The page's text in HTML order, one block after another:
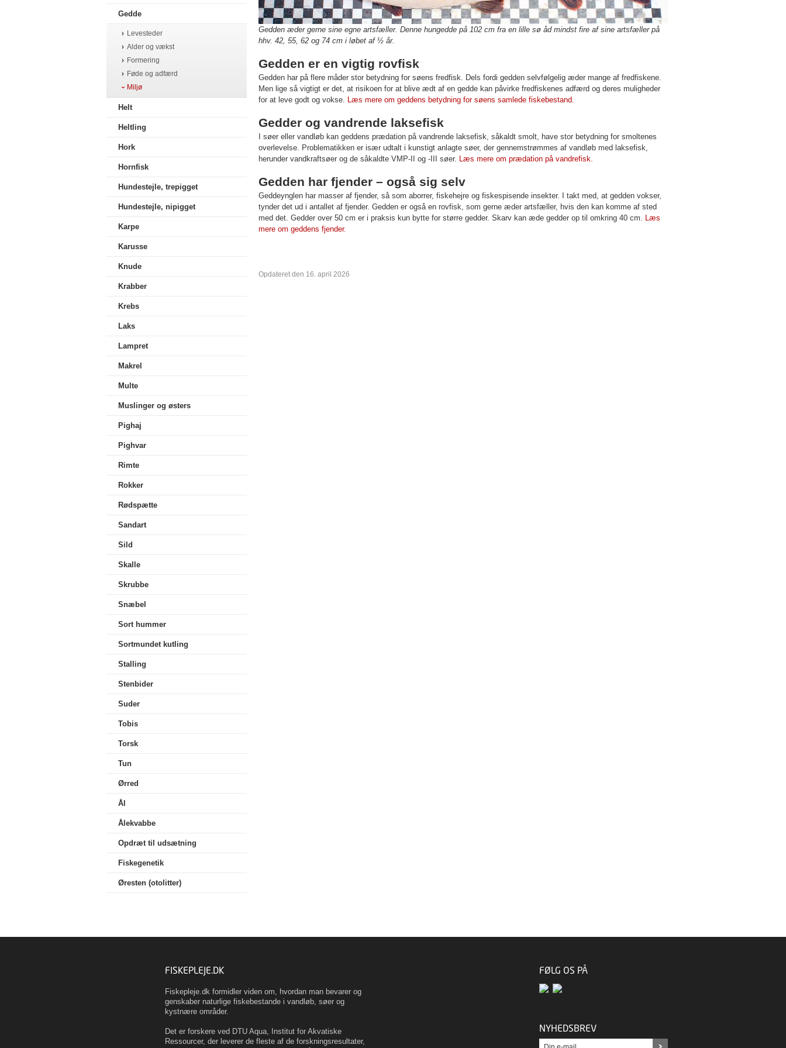
Gedde
Levesteder
Alder og vækst
Formering
Føde og adfærd
Miljø
Helt
Heltling
Hork
Hornfisk
Hundestejle, trepigget
Hundestejle, nipigget
Karpe
Karusse
Knude
Krabber
Krebs
Laks
Lampret
Makrel
Multe
Muslinger og østers
Pighaj
Pighvar
Rimte
Rokker
Rødspætte
Sandart
Sild
Skalle
Skrubbe
Snæbel
Sort hummer
Sortmundet kutling
Stalling
Stenbider
Suder
Tobis
Torsk
Tun
Ørred
Ål
Ålekvabbe
Opdræt til udsætning
Fiskegenetik
Øresten (otolitter)
Gedden æder gerne sine egne artsfæller. Denne hungedde på 102 cm fra en lille sø åd mindst fire af sine artsfæller på
hhv. 42, 55, 62 og 74 cm i løbet af ½ år.
Gedden er en vigtig rovfisk
Gedden har på flere måder stor betydning for søens fredfisk. Dels fordi gedden selvfølgelig æder mange af fredfiskene.
Men lige så vigtigt er det, at risikoen for at blive ædt af en gedde kan påvirke fredfiskenes adfærd og deres muligheder
for at leve godt og vokse. Læs mere om geddens betydning for søens samlede fiskebestand.
Gedder og vandrende laksefisk
I søer eller vandløb kan geddens prædation på vandrende laksefisk, såkaldt smolt, have stor betydning for smoltenes
overlevelse. Problematikken er især udtalt i kunstigt anlagte søer, der gennemstrømmes af vandløb med laksefisk,
herunder vandkraftsøer og de såkaldte VMP-II og -III søer. Læs mere om prædation på vandrefisk.
Gedden har fjender – også sig selv
Geddeynglen har masser af fjender, så som aborrer, fiskehejre og fiskespisende insekter. I takt med, at gedden vokser,
tynder det ud i antallet af fjender. Gedden er også en rovfisk, som gerne æder artsfæller, hvis den kan komme af sted
med det. Gedder over 50 cm er i praksis kun bytte for større gedder. Skarv kan æde gedder op til omkring 40 cm. Læs
mere om geddens fjender.
Opdateret den 16. april 2026
FISKEPLEJE.DK
Fiskepleje.dk formidler viden om, hvordan man bevarer og
genskaber naturlige fiskebestande i vandløb, søer og
kystnære områder.
Det er forskere ved DTU Aqua, Institut for Akvatiske
Ressourcer, der leverer de fleste af de forskningsresultater,
FØLG OS PÅ
NYHEDSBREV